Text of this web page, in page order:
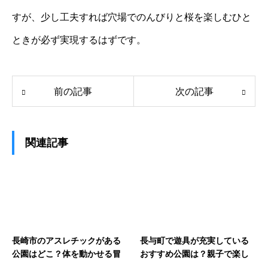
すが、少し工夫すれば穴場でのんびりと桜を楽しむひと
ときが必ず実現するはずです。
前の記事 次の記事
関連記事
長崎市のアスレチックがある
公園はどこ？体を動かせる冒
長与町で遊具が充実している
おすすめ公園は？親子で楽し